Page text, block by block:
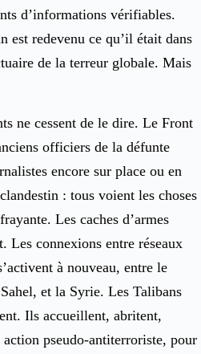
d’informations vérifiables.
est redevenu ce qu’il était dans
de la terreur globale. Mais
ne cessent de le dire. Le Front
officiers de la défunte
encore sur place ou en
: tous voient les choses
Les caches d’armes
Les connexions entre réseaux
à nouveau, entre le
et la Syrie. Les Talibans
Ils accueillent, abritent,
pseudo-antiterroriste, pour